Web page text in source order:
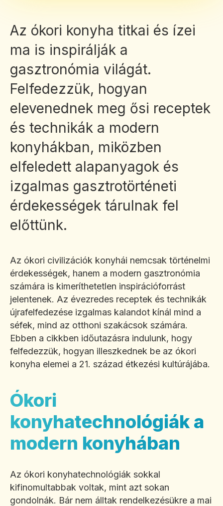
Az ókori konyha titkai és ízei
ma is inspirálják a
gasztronómia világát.
Felfedezzük, hogyan
elevenednek meg ősi receptek
és technikák a modern
konyhákban, miközben
elfeledett alapanyagok és
izgalmas gasztrotörténeti
érdekességek tárulnak fel
előttünk.
Az ókori civilizációk konyhái nemcsak történelmi
érdekességek, hanem a modern gasztronómia
számára is kimeríthetetlen inspirációforrást
jelentenek. Az évezredes receptek és technikák
újrafelfedezése izgalmas kalandot kínál mind a
séfek, mind az otthoni szakácsok számára.
Ebben a cikkben időutazásra indulunk, hogy
felfedezzük, hogyan illeszkednek be az ókori
konyha elemei a 21. század étkezési kultúrájába.
Ókori
konyhatechnológiák a
modern konyhában
Az ókori konyhatechnológiák sokkal
kifinomultabbak voltak, mint azt sokan
gondolnák. Bár nem álltak rendelkezésükre a mai